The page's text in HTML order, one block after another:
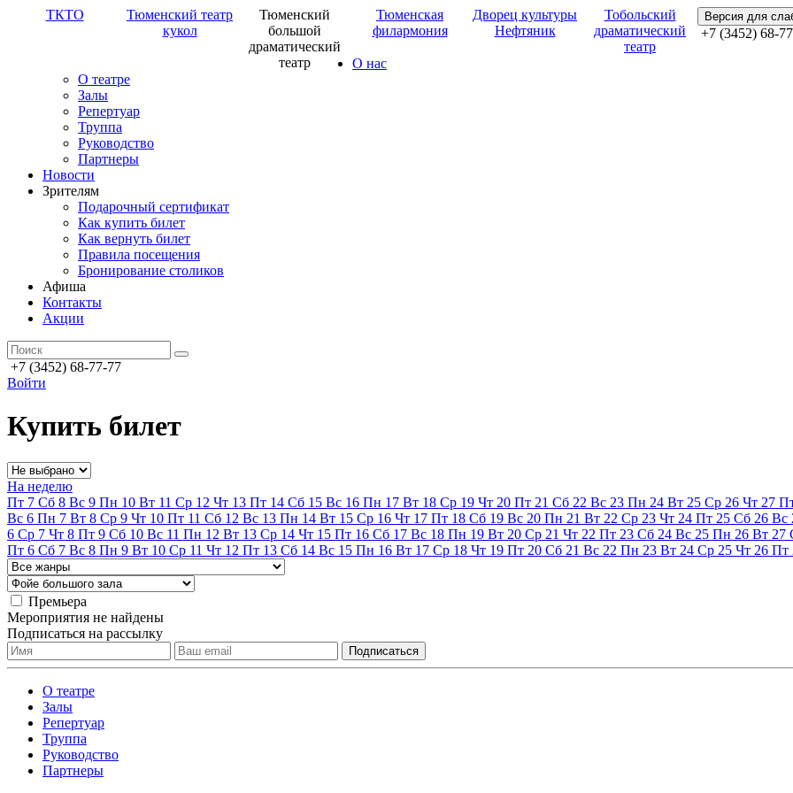
ТКТО
Тюменский театр
кукол
Тюменский
большой
драматический
театр
Тюменская
филармония
Дворец культуры
Нефтяник
Тобольский
драматический
театр
Версия для
+7 (3452) 68-
О нас
О театре
Залы
Репертуар
Труппа
Руководство
Партнеры
Новости
Зрителям
Подарочный сертификат
Как купить билет
Как вернуть билет
Правила посещения
Бронирование столиков
Афиша
Контакты
Акции
+7 (3452) 68-77-77
Войти
Купить билет
На неделю
Пт 7 Сб 8 Вс 9 Пн 10 Вт 11 Ср 12 Чт 13 Пт 14 Сб 15 Вс 16 Пн 17 Вт 18 Ср 19 Чт 20 Пт 21 Сб 22 Вс 23 Пн 24 Вт 25 Ср 26 Чт 27
Вс 6 Пн 7 Вт 8 Ср 9 Чт 10 Пт 11 Сб 12 Вс 13 Пн 14 Вт 15 Ср 16 Чт 17 Пт 18 Сб 19 Вс 20 Пн 21 Вт 22 Ср 23 Чт 24 Пт 25 Сб 26 Вс
6 Ср 7 Чт 8 Пт 9 Сб 10 Вс 11 Пн 12 Вт 13 Ср 14 Чт 15 Пт 16 Сб 17 Вс 18 Пн 19 Вт 20 Ср 21 Чт 22 Пт 23 Сб 24 Вс 25 Пн 26 Вт 27
Пт 6 Сб 7 Вс 8 Пн 9 Вт 10 Ср 11 Чт 12 Пт 13 Сб 14 Вс 15 Пн 16 Вт 17 Ср 18 Чт 19 Пт 20 Сб 21 Вс 22 Пн 23 Вт 24 Ср 25 Чт 26 Пт
Премьера
Мероприятия не найдены
Подписаться на рассылку
О театре
Залы
Репертуар
Труппа
Руководство
Партнеры